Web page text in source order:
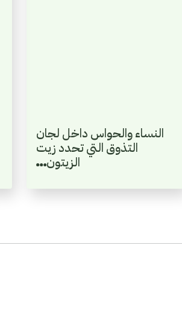
النساء والحواس داخل لجان
التذوق التي تحدد زيت
الزيتون…